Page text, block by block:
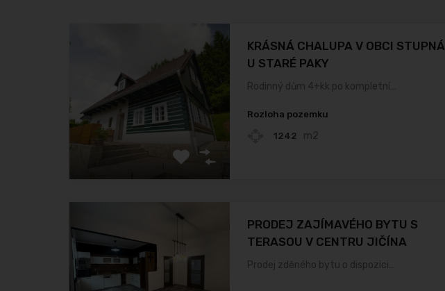
KRÁSNÁ CHALUPA V OBCI STUPNÁ
U STARÉ PAKY
Rodinný dům 4+kk po kompletní…
Rozloha pozemku
1242 m2
PRODEJ ZAJÍMAVÉHO BYTU S
TERASOU V CENTRU JIČÍNA
Prodej zděného bytu o dispozici…